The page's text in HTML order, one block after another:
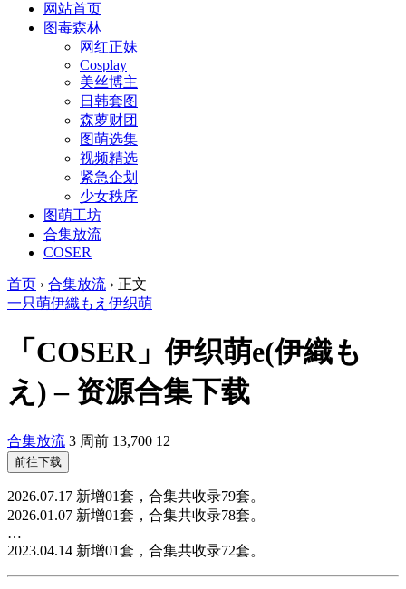
网站首页
图毒森林
网红正妹
Cosplay
美丝博主
日韩套图
森萝财团
图萌选集
视频精选
紧急企划
少女秩序
图萌工坊
合集放流
COSER
首页 › 合集放流 › 正文
一只萌伊織もえ 伊织萌
「COSER」伊织萌e(伊織も
え) – 资源合集下载
合集放流 3 周前 13,700 12
前往下载
2026.07.17 新增01套，合集共收录79套。
2026.01.07 新增01套，合集共收录78套。
…
2023.04.14 新增01套，合集共收录72套。